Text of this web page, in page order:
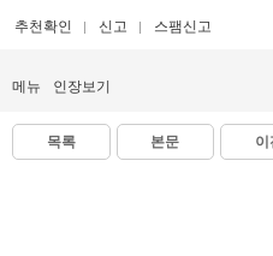
추천확인 신고 스팸신고
메뉴 인장보기
목록 본문 이